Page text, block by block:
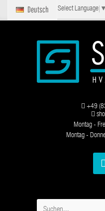
Deutsch Select Language ▼
+49
Montag -
Montag -